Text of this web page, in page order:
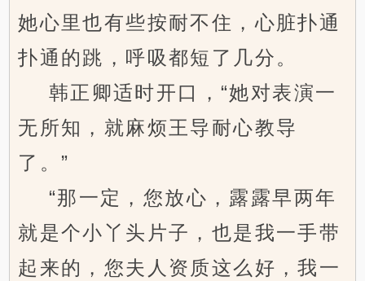
她心里也有些按耐不住，心脏扑通
扑通的跳，呼吸都短了几分。
韩正卿适时开口，“她对表演一
无所知，就麻烦王导耐心教导
了。”
“那一定，您放心，露露早两年
就是个小丫头片子，也是我一手带
起来的，您夫人资质这么好，我一